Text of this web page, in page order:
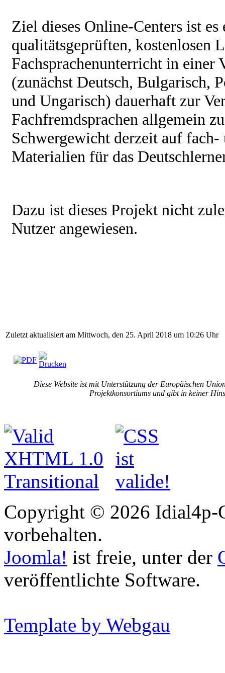
Ziel dieses Online-Centers ist
qualitätsgeprüften, kostenlosen
Fachsprachenunterricht in einer
(zunächst Deutsch, Bulgarisch,
und Ungarisch) dauerhaft zur
Fachfremdsprachen allgemein
Schwergewicht derzeit auf fach-
Materialien für das
Dazu ist dieses Projekt nicht
Nutzer angewiesen.
Zuletzt aktualisiert am Mittwoch, den 25. April 2018 um 10:26 Uhr
Diese Website ist mit Unterstützung der Europäi­schen
Projektkonsortiums und gibt in keiner
Copyright © 2026 Idial4p-
vorbehalten.
Joomla! ist freie, unter der
veröffentlichte Software.
Template by Webgau